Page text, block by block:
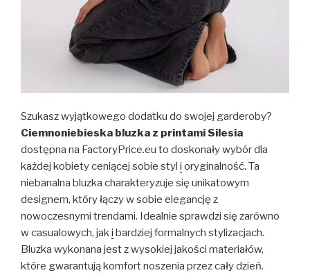
Szukasz wyjątkowego dodatku do swojej garderoby?
Ciemnoniebieska bluzka z printami Silesia
dostępna na FactoryPrice.eu to doskonały wybór dla
każdej kobiety ceniącej sobie styl i oryginalność. Ta
niebanalna bluzka charakteryzuje się unikatowym
designem, który łączy w sobie elegancję z
nowoczesnymi trendami. Idealnie sprawdzi się zarówno
w casualowych, jaki bardziej formalnych stylizacjach.
Bluzka wykonana jest z wysokiej jakości materiałów,
które gwarantują komfort noszenia przez cały dzień.